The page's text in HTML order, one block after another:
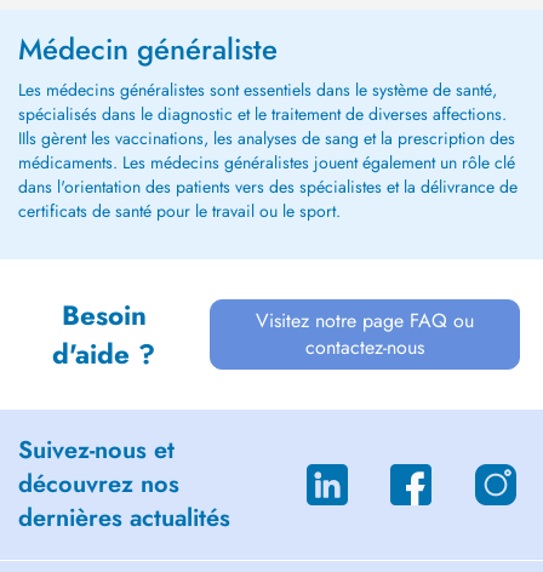
Médecin généraliste
Les médecins généralistes sont essentiels dans le système de santé,
spécialisés dans le diagnostic et le traitement de diverses affections.
IIls gèrent les vaccinations, les analyses de sang et la prescription des
médicaments. Les médecins généralistes jouent également un rôle clé
dans l'orientation des patients vers des spécialistes et la délivrance de
certificats de santé pour le travail ou le sport.
Besoin
d'aide ?
Visitez notre page FAQ ou
contactez-nous
Suivez-nous et
découvrez nos
dernières actualités